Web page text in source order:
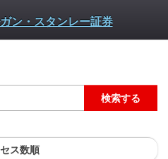
検索する
ス数順